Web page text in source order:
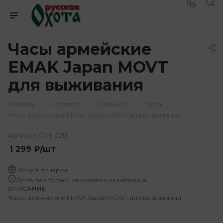
Часы армейские
EMAK Japan MOVT
для выживания
Артикул: СУВ 0213
1 299 ₽/шт
Хочу в подарок
Доступен только самовывоз из магазина.
ОПИСАНИЕ
Часы армейские EMAK Japan MOVT для выживания